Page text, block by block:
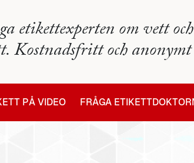
etikettexperten om vett och
Kostnadsfritt och anonymt
PÅ VIDEO FRÅGA